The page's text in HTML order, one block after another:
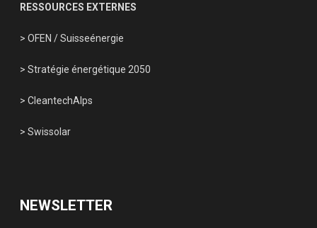
RESSOURCES EXTERNES
> OFEN /Suisseénergie
> Stratégie énergétique 2050
> CleantechAlps
> Swissolar
NEWSLETTER